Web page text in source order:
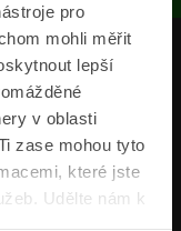
pro
mohli měřit
lepší
v oblasti
zase mohou tyto
které jste
Udělte nám k